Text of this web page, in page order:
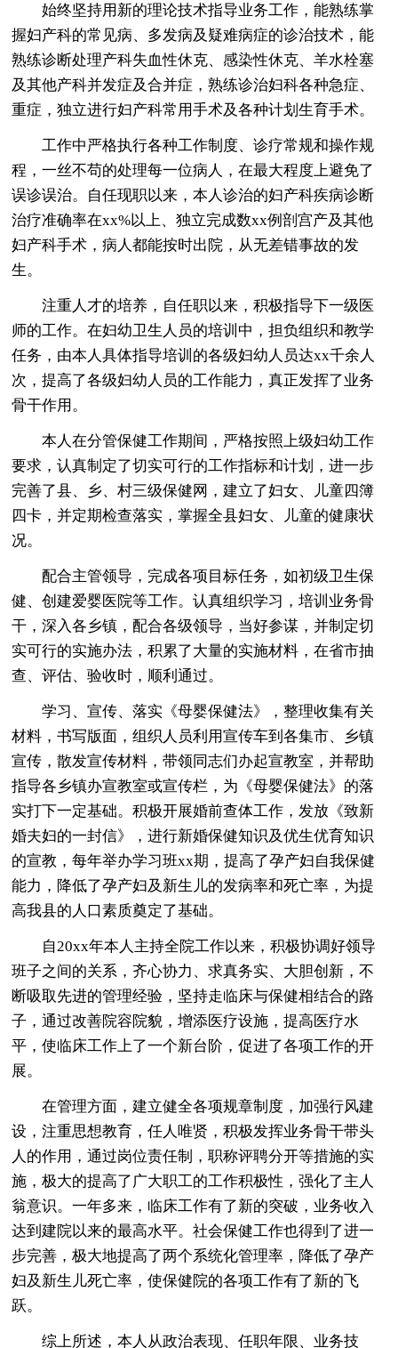
始终坚持用新的理论技术指导业务工作，能熟练掌
握妇产科的常见病、多发病及疑难病症的诊治技术，能
熟练诊断处理产科失血性休克、感染性休克、羊水栓塞
及其他产科并发症及合并症，熟练诊治妇科各种急症、
重症，独立进行妇产科常用手术及各种计划生育手术。
工作中严格执行各种工作制度、诊疗常规和操作规
程，一丝不苟的处理每一位病人，在最大程度上避免了
误诊误治。自任现职以来，本人诊治的妇产科疾病诊断
治疗准确率在xx%以上、独立完成数xx例剖宫产及其他
妇产科手术，病人都能按时出院，从无差错事故的发
生。
注重人才的培养，自任职以来，积极指导下一级医
师的工作。在妇幼卫生人员的培训中，担负组织和教学
任务，由本人具体指导培训的各级妇幼人员达xx千余人
次，提高了各级妇幼人员的工作能力，真正发挥了业务
骨干作用。
本人在分管保健工作期间，严格按照上级妇幼工作
要求，认真制定了切实可行的工作指标和计划，进一步
完善了县、乡、村三级保健网，建立了妇女、儿童四簿
四卡，并定期检查落实，掌握全县妇女、儿童的健康状
况。
配合主管领导，完成各项目标任务，如初级卫生保
健、创建爱婴医院等工作。认真组织学习，培训业务骨
干，深入各乡镇，配合各级领导，当好参谋，并制定切
实可行的实施办法，积累了大量的实施材料，在省市抽
查、评估、验收时，顺利通过。
学习、宣传、落实《母婴保健法》，整理收集有关
材料，书写版面，组织人员利用宣传车到各集市、乡镇
宣传，散发宣传材料，带领同志们办起宣教室，并帮助
指导各乡镇办宣教室或宣传栏，为《母婴保健法》的落
实打下一定基础。积极开展婚前查体工作，发放《致新
婚夫妇的一封信》，进行新婚保健知识及优生优育知识
的宣教，每年举办学习班xx期，提高了孕产妇自我保健
能力，降低了孕产妇及新生儿的发病率和死亡率，为提
高我县的人口素质奠定了基础。
自20xx年本人主持全院工作以来，积极协调好领导
班子之间的关系，齐心协力、求真务实、大胆创新，不
断吸取先进的管理经验，坚持走临床与保健相结合的路
子，通过改善院容院貌，增添医疗设施，提高医疗水
平，使临床工作上了一个新台阶，促进了各项工作的开
展。
在管理方面，建立健全各项规章制度，加强行风建
设，注重思想教育，任人唯贤，积极发挥业务骨干带头
人的作用，通过岗位责任制，职称评聘分开等措施的实
施，极大的提高了广大职工的工作积极性，强化了主人
翁意识。一年多来，临床工作有了新的突破，业务收入
达到建院以来的最高水平。社会保健工作也得到了进一
步完善，极大地提高了两个系统化管理率，降低了孕产
妇及新生儿死亡率，使保健院的各项工作有了新的飞
跃。
综上所述，本人从政治表现、任职年限、业务技